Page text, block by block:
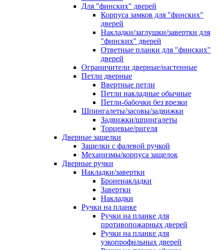
Для "финских" дверей
Корпуса замков для "финских"
дверей
Накладки/заглушки/завертки для
"финских" дверей
Ответные планки для "финских"
дверей
Ограничители дверные/настенные
Петли дверные
Ввертные петли
Петли накладные обычные
Петли-бабочки без врезки
Шпингалеты/засовы/задвижки
Задвижки/шпингалеты
Торцевые/ригеля
Дверные защелки
Защелки с фалевой ручкой
Механизмы/корпуса защелок
Дверные ручки
Накладки/завертки
Броненакладки
Завертки
Накладки
Ручки на планке
Ручки на планке для
противопожарных дверей
Ручки на планке для
узкопрофильных дверей